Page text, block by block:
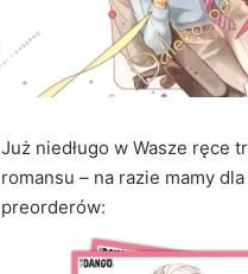
Już niedługo w Wasze ręce
romansu – na razie mamy
preorderów: